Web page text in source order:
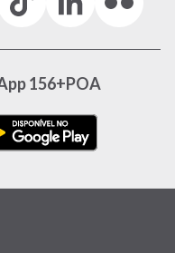
(link
nova
janela)
(link
em
nova
(link
em
nova
156+POA